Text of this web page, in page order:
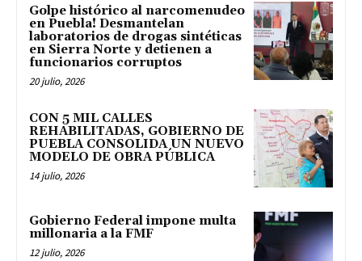
Golpe histórico al narcomenudeo
en Puebla! Desmantelan
laboratorios de drogas sintéticas
en Sierra Norte y detienen a
funcionarios corruptos
20 julio, 2026
CON 5 MIL CALLES
REHABILITADAS, GOBIERNO DE
PUEBLA CONSOLIDA UN NUEVO
MODELO DE OBRA PÚBLICA
14 julio, 2026
Gobierno Federal impone multa
millonaria a la FMF
12 julio, 2026